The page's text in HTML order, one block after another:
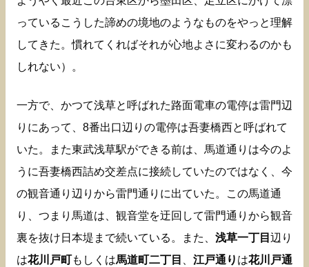
っているこうした諦めの境地のようなものをやっと理解
してきた。慣れてくればそれが心地よさに変わるのかも
しれない）。
一方で、かつて浅草と呼ばれた路面電車の電停は雷門辺
りにあって、8番出口辺りの電停は吾妻橋西と呼ばれて
いた。また東武浅草駅ができる前は、馬道通りは今のよ
うに吾妻橋西詰め交差点に接続していたのではなく、今
の観音通り辺りから雷門通りに出ていた。この馬道通
り、つまり馬道は、観音堂を迂回して雷門通りから観音
裏を抜け日本堤まで続いている。また、 浅草一丁目 辺り
は花川戸町もしくは馬道町二丁目 江戸通り は花川戸通